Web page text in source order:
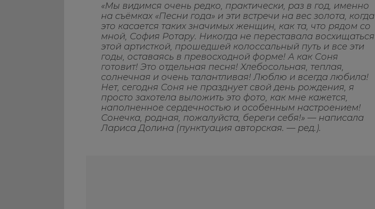
«Мы видимся очень редко, практически, раз в год, именно
на съёмках «Песни года» и эти встречи на вес золота, когда
это касается таких значимых женщин, как та, что рядом со
мной, София Ротару. Никогда не переставала восхищаться
этой артисткой, прошедшей колоссальный путь и все эти
годы, оставаясь в превосходной форме! А как Соня
готовит! Это отдельная песня! Хлебосольная, теплая,
солнечная и очень талантливая! Люблю и всегда любила!
Нет, сегодня Соня не празднует свой день рождения, я
просто захотела выложить это фото, как мне кажется,
наполненное сердечностью и особенным настроением!
Сонечка, родная, пожалуйста, береги себя!» — написала
Лариса Долина (пунктуация авторская. — ред.).